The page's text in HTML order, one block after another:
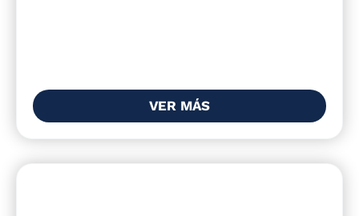
VER MÁS